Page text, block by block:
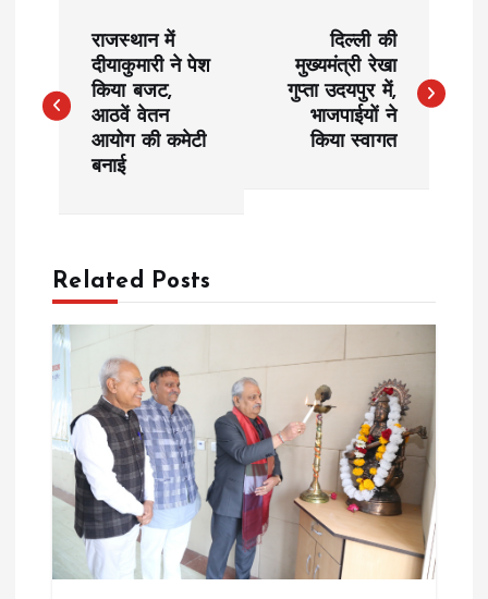
s
a
v
g
a
राजस्थान में
दीयाकुमारी ने पेश
किया बजट,
आठवें वेतन
आयोग की कमेटी
बनाई
दिल्ली की
मुख्यमंत्री रेखा
गुप्ता उदयपुर में,
भाजपाईयों ने
किया स्वागत
Related Posts